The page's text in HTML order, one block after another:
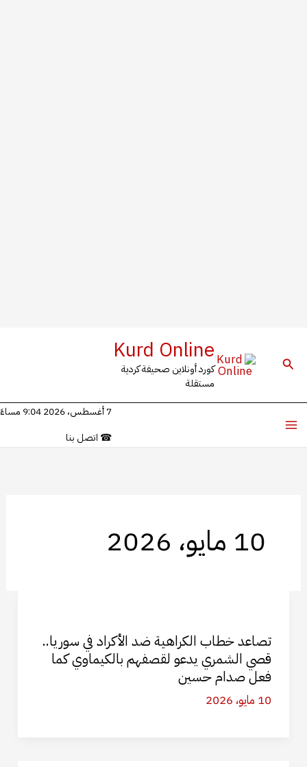
البحث Kurd Online
كورد أونلاين صحيفة كردية
مستقلة
7 أغسطس، 2026 9:04 مساءً
☎ اتصل بنا
10 مايو، 2026
تصاعد خطاب الكراهية ضد الأكراد في سوريا..
قصي الشمري يدعو لقصفهم بالكيماوي كما
فعل صدام حسين
10 مايو، 2026